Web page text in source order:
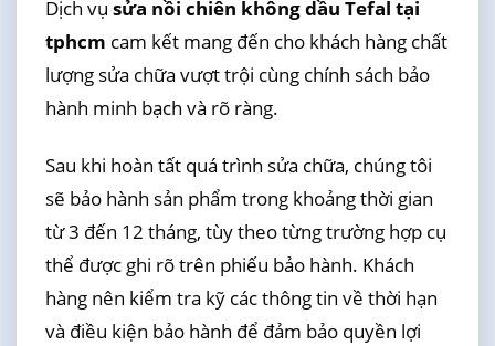
Dịch vụ sửa nồi chiên không dầu Tefal tại
tphcm cam kết mang đến cho khách hàng chất
lượng sửa chữa vượt trội cùng chính sách bảo
hành minh bạch và rõ ràng.
Sau khi hoàn tất quá trình sửa chữa, chúng tôi
sẽ bảo hành sản phẩm trong khoảng thời gian
từ 3 đến 12 tháng, tùy theo từng trường hợp cụ
thể được ghi rõ trên phiếu bảo hành. Khách
hàng nên kiểm tra kỹ các thông tin về thời hạn
và điều kiện bảo hành để đảm bảo quyền lợi